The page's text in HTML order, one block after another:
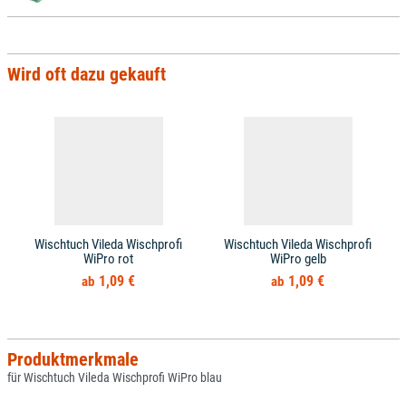
Wird oft dazu gekauft
Wischtuch Vileda Wischprofi
WiPro rot
1,09 €
Wischtuch Vileda Wischprofi
WiPro gelb
1,09 €
Produktmerkmale
für Wischtuch Vileda Wischprofi WiPro blau